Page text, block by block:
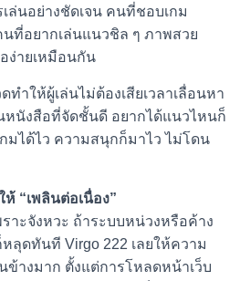
ล่นอย่างชัดเจน คนที่ชอบเกม
นที่อยากเล่นแนวชิล ๆ ภาพสวย
ง่ายเหมือนกัน
ำให้ผู้เล่นไม่ต้องเสียเวลาเลื่อนหา
หนังสือที่จัดชั้นดี อยากได้แนวไหนก็
มได้ไว ความสนุกก็มาไว ไม่โดน
“เพลินต่อเนื่อง”
าะจังหวะ ถ้าระบบหน่วงหรือค้าง
ลุดทันที Virgo 222 เลยให้ความ
างมาก ตั้งแต่การโหลดหน้าเว็บ